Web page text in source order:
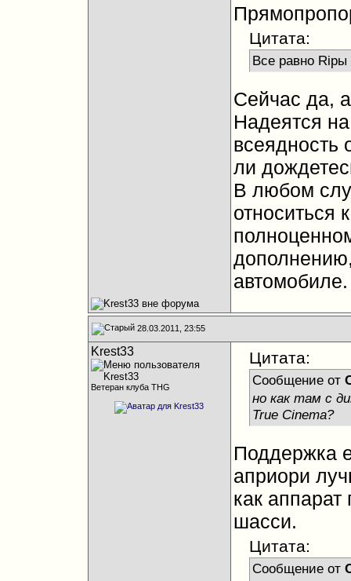
Цитата:
Все равно Ripы
Сейчас да,
Надеятся
всеядность
ли
В любом
относиться
28.03.2011, 23:55
Krest33
Ветеран клуба THG
Цитата:
Сообщение от
но как там с
True Cinema?
Поддержка
априори
как
шасси.
Цитата:
Сообщение от